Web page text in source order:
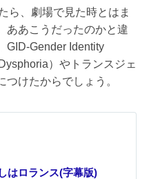
ら、劇場で見た時とはま
ああこうだったのかと違
GID-Gender Identity
）やトランスジェ
けたからでしょう。
はロランス(字幕版)